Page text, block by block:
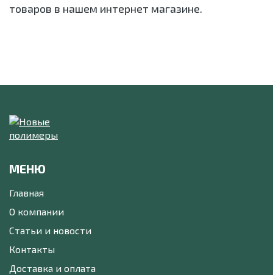
товаров в нашем интернет магазине.
МЕНЮ
Главная
О компании
Статьи и новости
Контакты
Доставка и оплата